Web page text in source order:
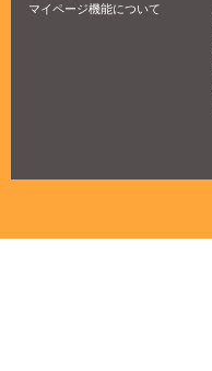
マイページ機能について